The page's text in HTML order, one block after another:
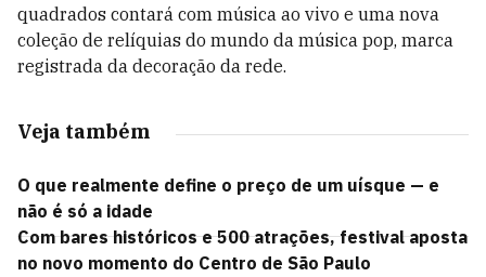
quadrados contará com música ao vivo e uma nova
coleção de relíquias do mundo da música pop, marca
registrada da decoração da rede.
Veja também
O que realmente define o preço de um uísque — e
não é só a idade
Com bares históricos e 500 atrações, festival aposta
no novo momento do Centro de São Paulo